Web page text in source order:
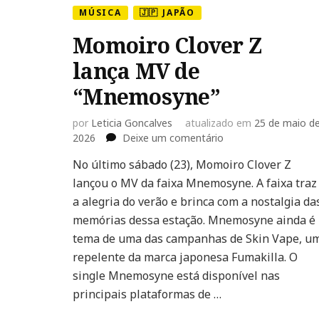
MÚSICA 🇯🇵 JAPÃO
Momoiro Clover Z
lança MV de
“Mnemosyne”
por Leticia Goncalves atualizado em 25 de maio de
2026
Deixe um comentário
Clover
Z
lança
de
“Mnemosyne”
No último sábado (23), Momoiro Clover Z
lançou o MV da faixa Mnemosyne. A faixa traz
a alegria do verão e brinca com a nostalgia
memórias dessa estação. Mnemosyne ainda é
tema de uma das campanhas de Skin Vape,
repelente da marca japonesa Fumakilla. O
single Mnemosyne está disponível nas
principais plataformas de …